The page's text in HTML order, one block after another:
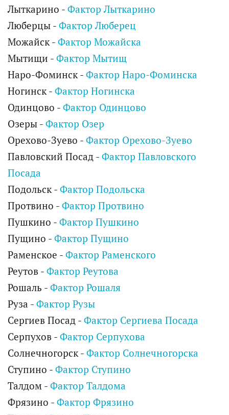
Лыткарино - Фактор Лыткарино
Люберцы - Фактор Люберец
Можайск - Фактор Можайска
Мытищи - Фактор Мытищ
Наро-Фоминск - Фактор Наро-Фоминска
Ногинск - Фактор Ногинска
Одинцово - Фактор Одинцово
Озеры - Фактор Озер
Орехово-Зуево - Фактор Орехово-Зуево
Павловский Посад - Фактор Павловского
Посада
Подольск - Фактор Подольска
Протвино - Фактор Протвино
Пушкино - Фактор Пушкино
Пущино - Фактор Пущино
Раменское - Фактор Раменского
Реутов - Фактор Реутова
Рошаль - Фактор Рошаля
Руза - Фактор Рузы
Сергиев Посад - Фактор Сергиева Посада
Серпухов - Фактор Серпухова
Солнечногорск - Фактор Солнечногорска
Ступино - Фактор Ступино
Талдом - Фактор Талдома
Фрязино - Фактор Фрязино